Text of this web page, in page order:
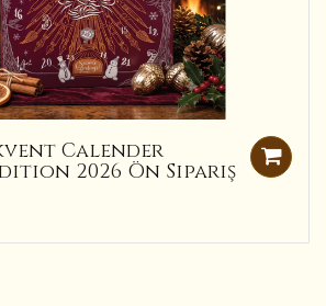
Calender
2026 Ön Sipariş